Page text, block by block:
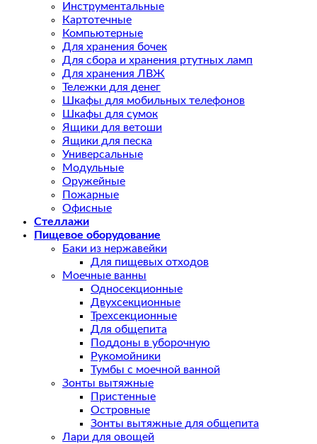
Инструментальные
Картотечные
Компьютерные
Для хранения бочек
Для сбора и хранения ртутных ламп
Для хранения ЛВЖ
Тележки для денег
Шкафы для мобильных телефонов
Шкафы для сумок
Ящики для ветоши
Ящики для песка
Универсальные
Модульные
Оружейные
Пожарные
Офисные
Стеллажи
Пищевое оборудование
Баки из нержавейки
Для пищевых отходов
Моечные ванны
Односекционные
Двухсекционные
Трехсекционные
Для общепита
Поддоны в уборочную
Рукомойники
Тумбы с моечной ванной
Зонты вытяжные
Пристенные
Островные
Зонты вытяжные для общепита
Лари для овощей